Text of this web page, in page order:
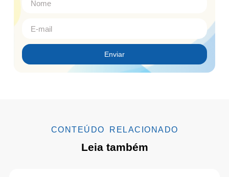
Enviar
CONTEÚDO RELACIONADO
Leia também